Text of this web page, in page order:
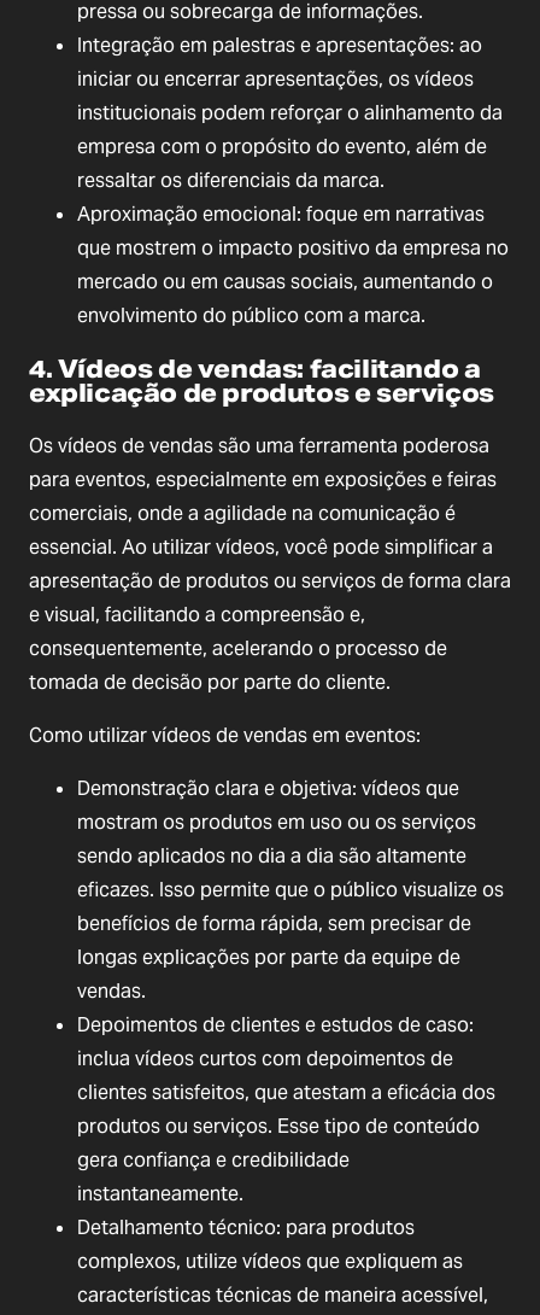
pressa ou sobrecarga de informações.
Integração em palestras e apresentações: ao
iniciar ou encerrar apresentações, os vídeos
institucionais podem reforçar o alinhamento da
empresa com o propósito do evento, além de
ressaltar os diferenciais da marca.
Aproximação emocional: foque em narrativas
que mostrem o impacto positivo da empresa no
mercado ou em causas sociais, aumentando o
envolvimento do público com a marca.
4. Vídeos de vendas: facilitando a
explicação de produtos e serviços
Os vídeos de vendas são uma ferramenta poderosa
para eventos, especialmente em exposições e feiras
comerciais, onde a agilidade na comunicação é
essencial. Ao utilizar vídeos, você pode simplificar a
apresentação de produtos ou serviços de forma clara
e visual, facilitando a compreensão e,
consequentemente, acelerando o processo de
tomada de decisão por parte do cliente.
Como utilizar vídeos de vendas em eventos:
Demonstração clara e objetiva: vídeos que
mostram os produtos em uso ou os serviços
sendo aplicados no dia a dia são altamente
eficazes. Isso permite que o público visualize os
benefícios de forma rápida, sem precisar de
longas explicações por parte da equipe de
vendas.
Depoimentos de clientes e estudos de caso:
inclua vídeos curtos com depoimentos de
clientes satisfeitos, que atestam a eficácia dos
produtos ou serviços. Esse tipo de conteúdo
gera confiança e credibilidade
instantaneamente.
Detalhamento técnico: para produtos
complexos, utilize vídeos que expliquem as
características técnicas de maneira acessível,